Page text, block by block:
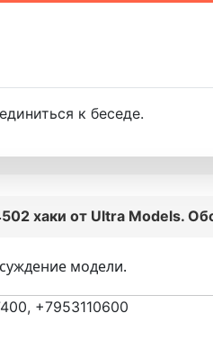
к беседе.
хаки от Ultra Models.
модели.
+7953110600